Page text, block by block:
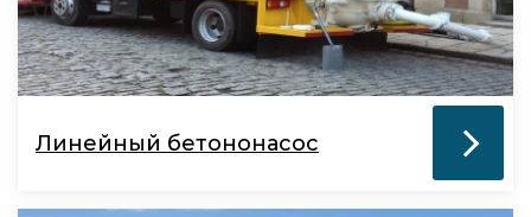
Линейный бетононасос